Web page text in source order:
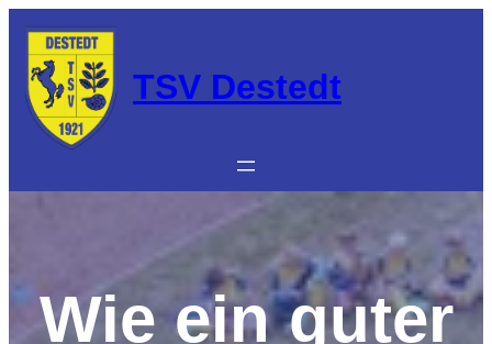
Inhalt
springen
TSV Destedt
Wie ein guter